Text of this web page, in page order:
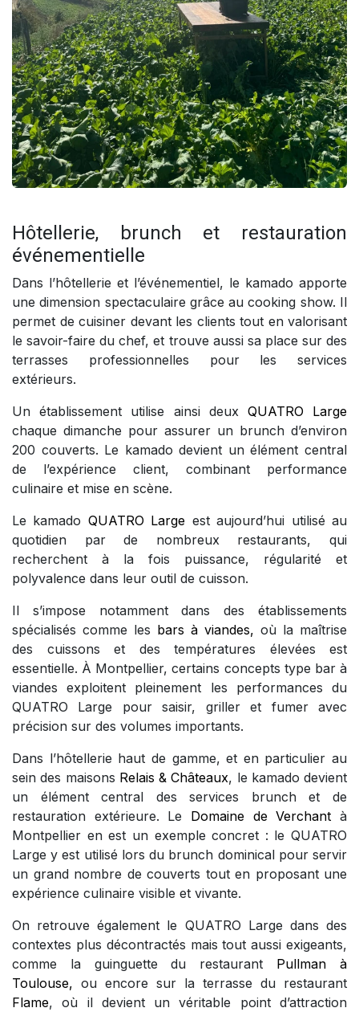
Hôtellerie, brunch et restauration
événementielle
Dans l’hôtellerie et l’événementiel, le kamado apporte
une dimension spectaculaire grâce au cooking show. Il
permet de cuisiner devant les clients tout en valorisant
le savoir-faire du chef, et trouve aussi sa place sur des
terrasses professionnelles pour les services
extérieurs.
Un établissement utilise ainsi deux QUATRO Large
chaque dimanche pour assurer un brunch d’environ
200 couverts. Le kamado devient un élément central
de l’expérience client, combinant performance
culinaire et mise en scène.
Le kamado QUATRO Large est aujourd’hui utilisé au
quotidien par de nombreux restaurants, qui
recherchent à la fois puissance, régularité et
polyvalence dans leur outil de cuisson.
Il s’impose notamment dans des établissements
spécialisés comme les bars à viandes, où la maîtrise
des cuissons et des températures élevées est
essentielle. À Montpellier, certains concepts type bar à
viandes exploitent pleinement les performances du
QUATRO Large pour saisir, griller et fumer avec
précision sur des volumes importants.
Dans l’hôtellerie haut de gamme, et en particulier au
sein des maisons Relais & Châteaux, le kamado devient
un élément central des services brunch et de
restauration extérieure. Le Domaine de Verchant à
Montpellier en est un exemple concret : le QUATRO
Large y est utilisé lors du brunch dominical pour servir
un grand nombre de couverts tout en proposant une
expérience culinaire visible et vivante.
On retrouve également le QUATRO Large dans des
contextes plus décontractés mais tout aussi exigeants,
comme la guinguette du restaurant Pullman à
Toulouse, ou encore sur la terrasse du restaurant
Flame, où il devient un véritable point d’attraction